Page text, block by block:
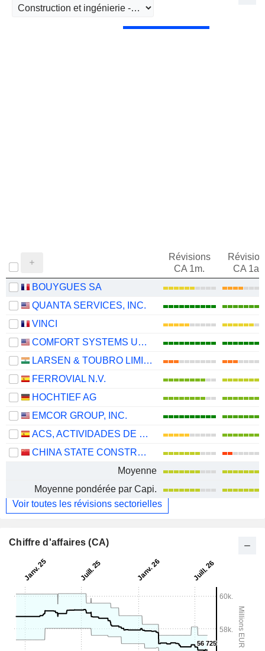
Révisions
CA 1m.
CA 1an
BOUYGUES SA
QUANTA SERVICES, INC.
VINCI
COMFORT SYSTEMS USA, INC.
LARSEN & TOUBRO LIMITED
FERROVIAL N.V.
HOCHTIEF AG
EMCOR GROUP, INC.
ACS, ACTIVIDADES DE CONSTRUCCIÓN Y SERVICIOS, S.A.
CHINA STATE CONSTRUCTION ENGINEERING CORPORATION LIMITED
Moyenne
Moyenne pondérée par Capi.
Voir toutes les révisions sectorielles
Chiffre d'affaires (CA)